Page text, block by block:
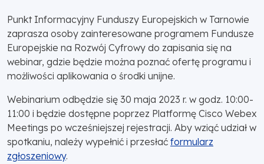
Punkt Informacyjny Funduszy Europejskich w Tarnowie
zaprasza osoby zainteresowane programem Fundusze
Europejskie na Rozwój Cyfrowy do zapisania się na
webinar, gdzie będzie można poznać ofertę programu i
możliwości aplikowania o środki unijne.
Webinarium odbędzie się 30 maja 2023 r. w godz. 10:00-
11:00 i będzie dostępne poprzez Platformę Cisco Webex
Meetings po wcześniejszej rejestracji. Aby wziąć udział w
spotkaniu, należy wypełnić i przesłać formularz
zgłoszeniowy.